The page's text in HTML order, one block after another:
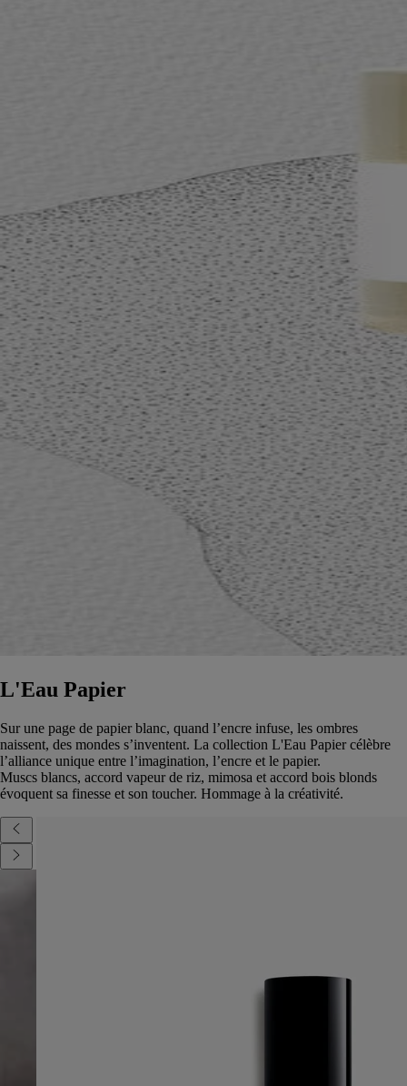
L'Eau Papier
Sur une page de papier blanc, quand l’encre infuse, les ombres
naissent, des mondes s’inventent. La collection L'Eau Papier célèbre
l’alliance unique entre l’imagination, l’encre et le papier.
Muscs blancs, accord vapeur de riz, mimosa et accord bois blonds
évoquent sa finesse et son toucher. Hommage à la créativité.